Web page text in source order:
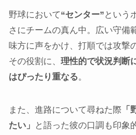
野球において“センター” という
さにチームの真ん中。広い守備
味方に声をかけ、打順では攻撃
その役割に、 理性的で状況判断
はぴったり重なる。
また、進路について尋ねた際
たい」
と語った彼の口調も印象